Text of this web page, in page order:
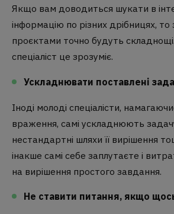
Якщо вам доводиться шукати в
інформацію по різних дрібницях,
проєктами точно будуть
спеціаліст це зрозуміє.
Ускладнювати поставлені
Іноді молоді спеціалісти,
враження, самі ускладнюють
нестандартні шляхи її вирішення
інакше самі себе заплутаєте і
на вирішення простого завдання.
Не ставити питання, якщо